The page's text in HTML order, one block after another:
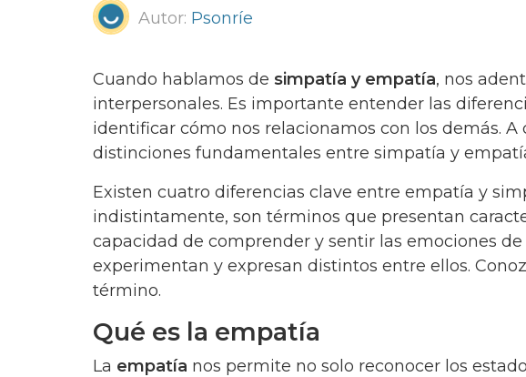
Autor: Psonríe
Cuando hablamos de simpatía y empatía, nos
interpersonales. Es importante entender las
identificar cómo nos relacionamos con los demás.
distinciones fundamentales entre simpatía y
Existen cuatro diferencias clave entre empatía y
indistintamente, son términos que presentan
capacidad de comprender y sentir las emociones
experimentan y expresan distintos entre ellos.
término.
Qué es la empatía
La empatía nos permite no solo reconocer los